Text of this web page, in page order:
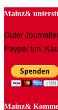
Mainz&
Guter
Paypal tun.
Mainz&